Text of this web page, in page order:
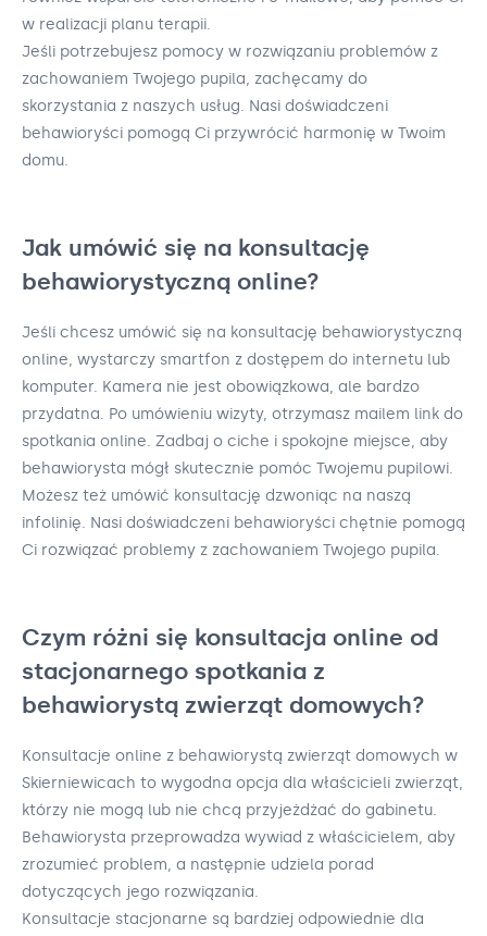
w realizacji planu terapii.
Jeśli potrzebujesz pomocy w rozwiązaniu problemów z
zachowaniem Twojego pupila, zachęcamy do
skorzystania z naszych usług. Nasi doświadczeni
behawioryści pomogą Ci przywrócić harmonię w Twoim
domu.
Jak umówić się na konsultację
behawiorystyczną online?
Jeśli chcesz umówić się na konsultację behawiorystyczną
online, wystarczy smartfon z dostępem do internetu lub
komputer. Kamera nie jest obowiązkowa, ale bardzo
przydatna. Po umówieniu wizyty, otrzymasz mailem link do
spotkania online. Zadbaj o ciche i spokojne miejsce, aby
behawiorysta mógł skutecznie pomóc Twojemu pupilowi.
Możesz też umówić konsultację dzwoniąc na naszą
infolinię. Nasi doświadczeni behawioryści chętnie pomogą
Ci rozwiązać problemy z zachowaniem Twojego pupila.
Czym różni się konsultacja online od
stacjonarnego spotkania z
behawiorystą zwierząt domowych?
Konsultacje online z behawiorystą zwierząt domowych w
Skierniewicach to wygodna opcja dla właścicieli zwierząt,
którzy nie mogą lub nie chcą przyjeżdżać do gabinetu.
Behawiorysta przeprowadza wywiad z właścicielem, aby
zrozumieć problem, a następnie udziela porad
dotyczących jego rozwiązania.
Konsultacje stacjonarne są bardziej odpowiednie dla